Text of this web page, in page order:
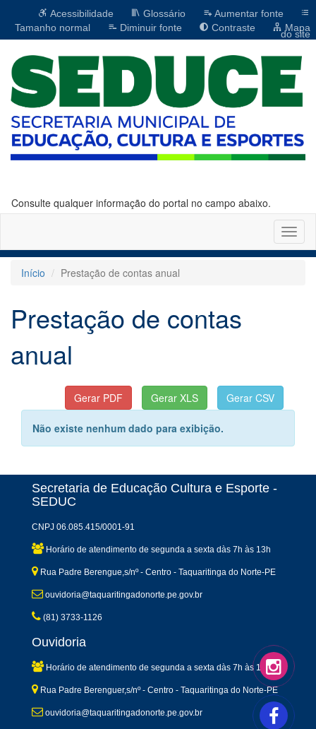
Acessibilidade Glossário
Aumentar fonte
Tamanho normal
Diminuir fonte Contraste Mapa
do site
Consulte qualquer informação do portal no campo abaixo.
Início
Prestação de contas anual
Prestação de contas
anual
Não existe nenhum dado para exibição.
Secretaria de Educação Cultura e Esporte -
SEDUC
CNPJ 06.085.415/0001-91
Horário de atendimento de segunda a sexta dàs 7h às 13h
Rua Padre Berengue,s/nº - Centro - Taquaritinga do Norte-PE
ouvidoria@taquaritingadonorte.pe.gov.br
(81) 3733-1126
Ouvidoria
Horário de atendimento de segunda a sexta dàs 7h às 13h
Rua Padre Berenguer,s/nº - Centro - Taquaritinga do Norte-PE
ouvidoria@taquaritingadonorte.pe.gov.br